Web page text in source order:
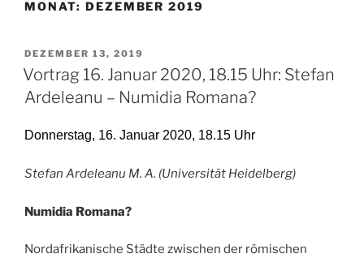
MONAT: DEZEMBER 2019
VERÖFFENTLICHT
AM
DEZEMBER 13, 2019
Vortrag 16. Januar 2020, 18.15 Uhr: Stefan
Ardeleanu – Numidia Romana?
Donnerstag, 16. Januar 2020, 18.15 Uhr
Stefan Ardeleanu M. A. (Universität Heidelberg)
Numidia Romana?
Nordafrikanische Städte zwischen der römischen